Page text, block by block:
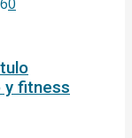
y fitness